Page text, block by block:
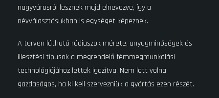
nagyvárosról lesznek majd elnevezve, így a
névválasztásukban is egységet képeznek.
A terven látható rádiuszok mérete, anyagminőségek és
illesztési típusok a megrendelő fémmegmunkálási
technológiájához lettek igazítva. Nem lett volna
gazdaságos, ha ki kell szervezniük a gyártás ezen részét.